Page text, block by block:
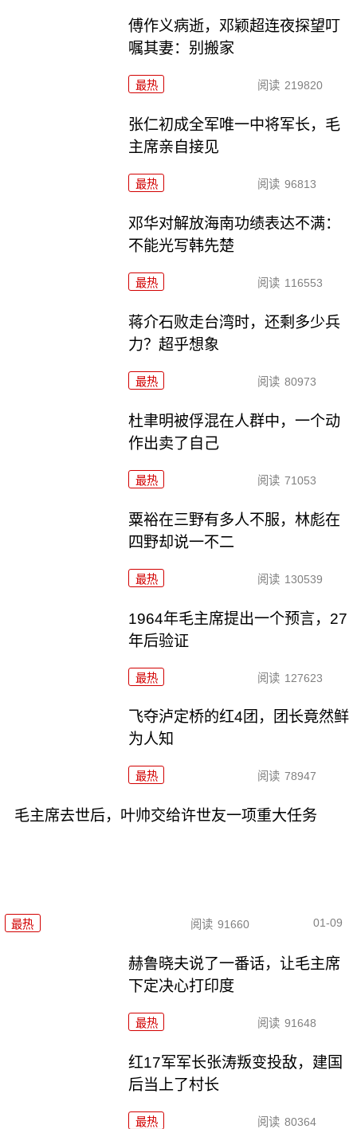
傅作义病逝，邓颖超连夜探望叮
嘱其妻：别搬家
最热 阅读 219820
张仁初成全军唯一中将军长，毛
主席亲自接见
最热 阅读 96813
邓华对解放海南功绩表达不满：
不能光写韩先楚
最热 阅读 116553
蒋介石败走台湾时，还剩多少兵
力？超乎想象
最热 阅读 80973
杜聿明被俘混在人群中，一个动
作出卖了自己
最热 阅读 71053
粟裕在三野有多人不服，林彪在
四野却说一不二
最热 阅读 130539
1964年毛主席提出一个预言，27
年后验证
最热 阅读 127623
飞夺泸定桥的红4团，团长竟然鲜
为人知
最热 阅读 78947
毛主席去世后，叶帅交给许世友一项重大任务
最热 阅读 91660 01-09
赫鲁晓夫说了一番话，让毛主席
下定决心打印度
最热 阅读 91648
红17军军长张涛叛变投敌，建国
后当上了村长
最热 阅读 80364